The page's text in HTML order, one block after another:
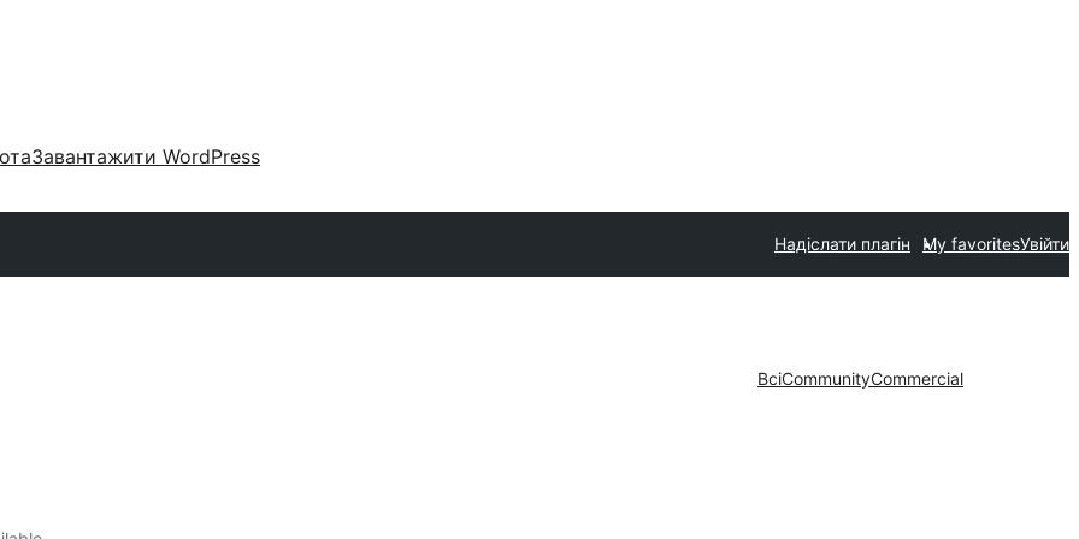
Завантажити WordPress
Надіслати плагін My favoritesУвійти
ВсіCommunityCommercial